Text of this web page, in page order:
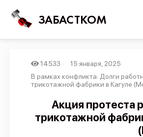
ЗАБАСТКОМ
Войти
Поиск
Новости
14533
15 января, 2025
В рамках конфликта: Долги
трикотажной фабрики в Кагуле
Акция протеста
трикотажной